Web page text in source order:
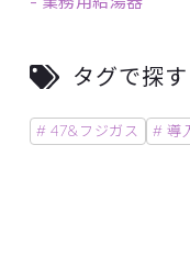
タグで探す
# 47&フジガス # 導